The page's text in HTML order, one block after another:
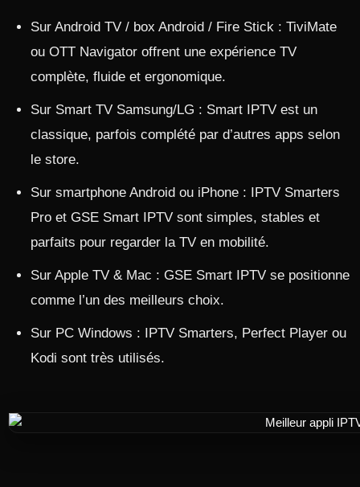
Sur Android TV / box Android / Fire Stick : TiviMate
ou OTT Navigator offrent une expérience TV
complète, fluide et ergonomique.​
Sur Smart TV Samsung/LG : Smart IPTV est un
classique, parfois complété par d’autres apps selon
le store.​
Sur smartphone Android ou iPhone : IPTV Smarters
Pro et GSE Smart IPTV sont simples, stables et
parfaits pour regarder la TV en mobilité.​
Sur Apple TV & Mac : GSE Smart IPTV se positionne
comme l’un des meilleurs choix.​
Sur PC Windows : IPTV Smarters, Perfect Player ou
Kodi sont très utilisés.